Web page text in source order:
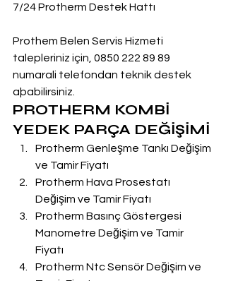
7/24 Protherm Destek Hattı
Prothem Belen Servis Hizmeti
talepleriniz için, 0850 222 89 89
numarali telefondan teknik destek
aþabilirsiniz.
PROTHERM KOMBİ
YEDEK PARÇA DEĞİŞİMİ
Protherm Genleşme Tankı Değişim
ve Tamir Fiyatı
Protherm Hava Prosestatı
Değişim ve Tamir Fiyatı
Protherm Basınç Göstergesi
Manometre Değişim ve Tamir
Fiyatı
Protherm Ntc Sensör Değişim ve